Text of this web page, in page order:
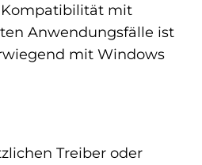
Kompatibilität mit
Anwendungsfälle ist
mit Windows
Treiber oder